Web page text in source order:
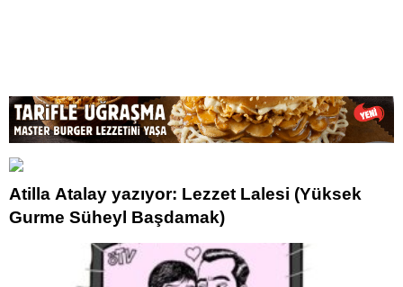
Atilla Atalay yazıyor: Lezzet Lalesi (Yüksek
Gurme Süheyl Başdamak)